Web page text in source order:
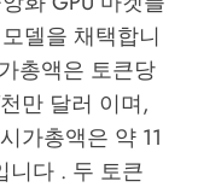
델을 채택합니
총액은 토큰당
만 달러 이며,
가총액은 약 11
니다 . 두 토큰